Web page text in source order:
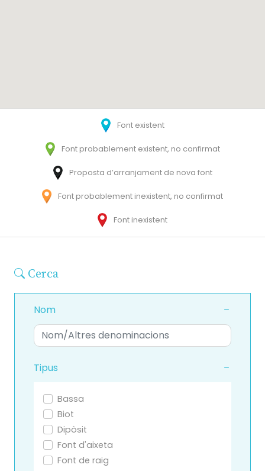
Font existent
Font probablement existent, no confirmat
Proposta d’arranjament de nova font
Font probablement inexistent, no confirmat
Font inexistent
Cerca
Nom
Tipus
Bassa
Biot
Dipòsit
Font d'aixeta
Font de raig